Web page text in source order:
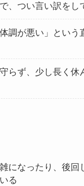
、つい言い訳をし
体調が悪い」という
らず、少し長く休
になったり、後回
る